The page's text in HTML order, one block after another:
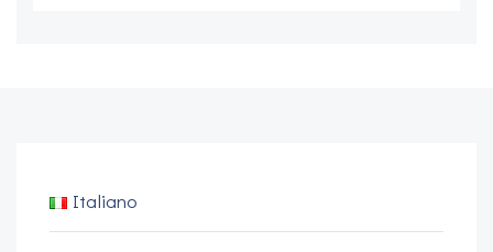
Italiano